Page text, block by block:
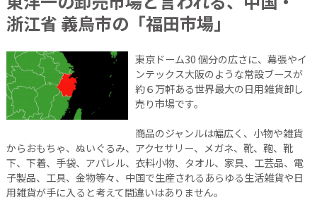
浙江省 義烏市の「福田市場」
東京ドーム30 個分の広さに、幕張やイ
ンテックス大阪のような常設ブースが
約６万軒ある世界最大の日用雑貨卸し
売り市場です。
商品のジャンルは幅広く、小物や雑貨
からおもちゃ、ぬいぐるみ、アクセサリー、メガネ、靴、鞄、靴
下、下着、手袋、アパレル、衣料小物、タオル、家具、工芸品、電
子製品、工具、金物等々、中国で生産されるあらゆる生活雑貨や日
用雑貨が手に入ると考えて間違いはありません。